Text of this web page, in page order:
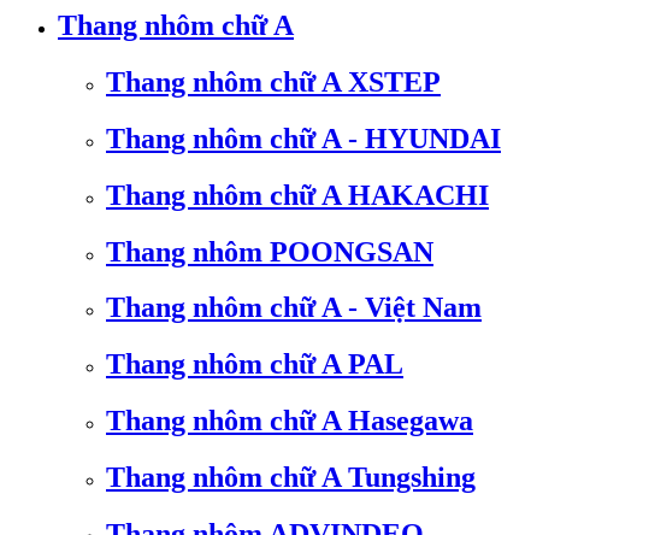
Thang nhôm chữ A
Thang nhôm chữ A XSTEP
Thang nhôm chữ A - HYUNDAI
Thang nhôm chữ A HAKACHI
Thang nhôm POONGSAN
Thang nhôm chữ A - Việt Nam
Thang nhôm chữ A PAL
Thang nhôm chữ A Hasegawa
Thang nhôm chữ A Tungshing